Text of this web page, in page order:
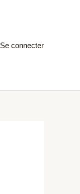
Se connecter